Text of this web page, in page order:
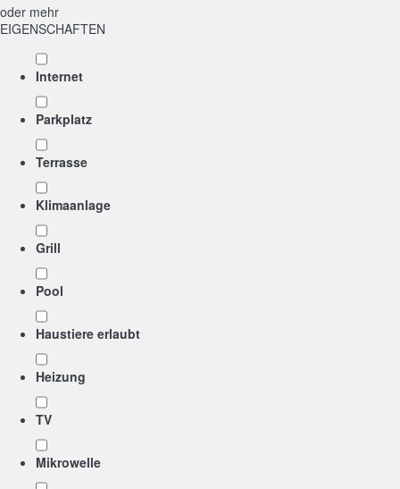
oder mehr
EIGENSCHAFTEN
Internet
Parkplatz
Terrasse
Klimaanlage
Grill
Pool
Haustiere erlaubt
Heizung
TV
Mikrowelle